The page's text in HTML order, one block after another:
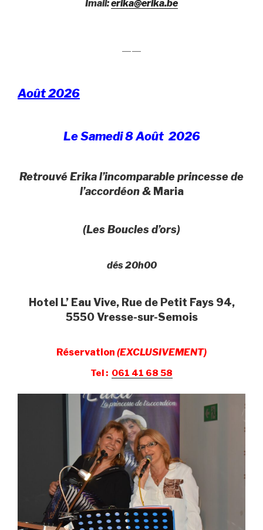
Imail:erika@erika.be
——
Août 2026
Le Samedi 8 Août 2026
Retrouvé Erika l’incomparable princesse de
l’accordéon &Maria
(Les Boucles d’ors)
dés 20h00
Hotel L’ Eau Vive, Rue de Petit Fays 94,
5550 Vresse-sur-Semois
Réservation (EXCLUSIVEMENT)
Tel : 061 41 68 58